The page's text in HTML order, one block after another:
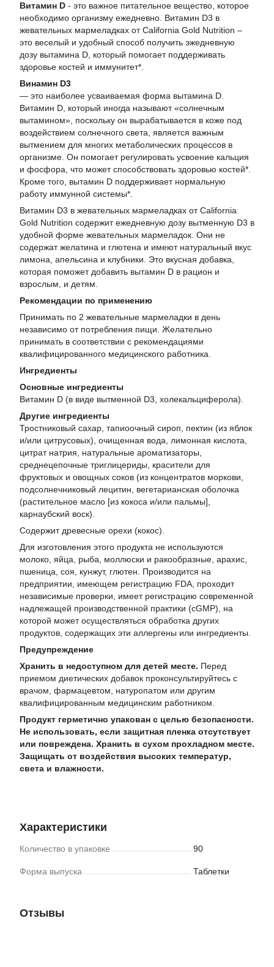
Витамин D - это важное питательное вещество, которое
необходимо организму ежедневно. Витамин D3 в
жевательных мармеладках от California Gold Nutrition –
это веселый и удобный способ получить эжедневную
дозу вытамина D, который помогает поддерживать
здоровье костей и иммунитет*.
Винамин D3
— это наиболее усваиваемая форма вытамина D.
Витамин D, который иногда называют «солнечным
вытамином», поскольку он вырабатывается в коже под
воздействием солнечного света, является важным
вытмением для многих метаболических процессов в
организме. Он помогает регулировать усвоение кальция
и фосфора, что может способствовать здоровью костей*.
Кроме того, вытамин D поддерживает нормальную
работу иммунной системы*.
Витамин D3 в жевательных мармеладках от California
Gold Nutrition содержит ежедневную дозу вытменную D3 в
удобной форме жевательных мармеладок. Они не
содержат желатина и глютена и имеют натуральный вкус
лимона, апельсина и клубники. Это вкусная добавка,
которая поможет добавить вытамин D в рацион и
взрослым, и детям.
Рекомендации по применению
Принимать по 2 жевательные мармеладки в день
независимо от потребления пищи. Желательно
принимать в соответствии с рекомендациями
квалифицированного медицинского работника.
Ингредиенты
Основные ингредиенты
Витамин D (в виде вытменной D3, холекальциферола).
Другие ингредиенты
Тростниковый сахар, тапиоочный сироп, пектин (из яблок
и/или цитрусовых), очищенная вода, лимонная кислота,
цитрат натрия, натуральные ароматизаторы,
среднецепочные триглицериды, красители для
фруктовых и овощных соков (из концентратов моркови,
подсолнечниковый лецитин, вегетарианская оболочка
(растительное масло [из кокоса и/или пальмы],
карнаубский воск).
Содержит древесные орехи (кокос).
Для изготовления этого продукта не используются
молоко, яйца, рыба, моллюски и ракообразные, арахис,
пшеница, соя, кунжут, глютен. Производится на
предприятии, имеющем регистрацию FDA, проходит
независимые проверки, имеет регистрацию современной
надлежащей производственной практики (cGMP), на
которой может осуществляться обработка других
продуктов, содержащих эти аллергены или ингредиенты.
Предупреждение
Хранить в недоступном для детей месте. Перед
приемом диетических добавок проконсультируйтесь с
врачом, фармацевтом, натуропатом или другим
квалифицированным медицинским работником.
Продукт герметично упакован с целью безопасности.
Не использовать, если защитная пленка отсутствует
или повреждена. Хранить в сухом прохладном месте.
Защищать от воздействия высоких температур,
света и влажности.
Характеристики
Количество в упаковке 90
Форма выпуска Таблетки
Отзывы